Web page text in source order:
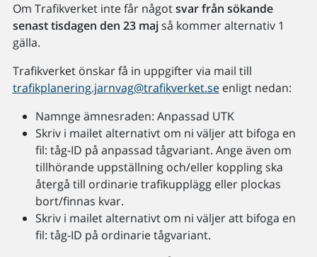
Om Trafikverket inte får någotsvar från sökande
senast tisdagen den 23 majså kommer alternativ 1
gälla.
Trafikverket önskar få in uppgifter via mail till
trafikplanering.jarnvag@trafikverket.seenligt nedan:
Namnge ämnesraden: Anpassad UTK
Skriv i mailet alternativt om ni väljer att bifoga en
fil: tåg-ID på anpassad tågvariant. Ange även om
tillhörande uppställning och/eller koppling ska
återgå till ordinarie trafikupplägg eller plockas
bort/finnas kvar.
Skriv i mailet alternativt om ni väljer att bifoga en
fil: tåg-ID på ordinarie tågvariant.